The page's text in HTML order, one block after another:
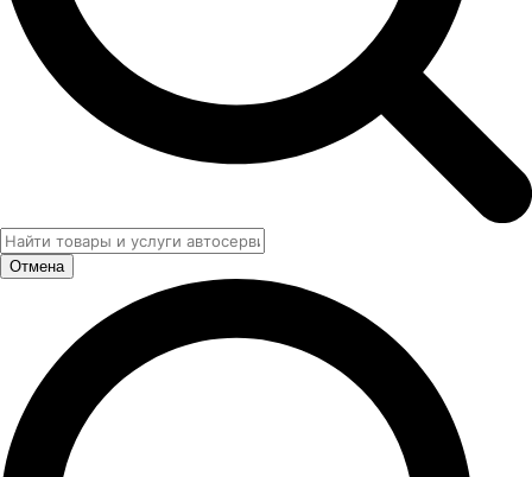
Отмена